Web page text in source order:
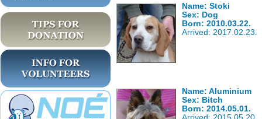
Name: Stoki
Sex: Dog
Born: 2010.03.22.
Arrived: 2017.02.23.
Name: Aluminium
Sex: Bitch
Born: 2014.05.01.